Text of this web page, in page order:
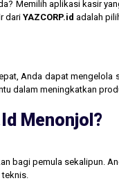
Memilih aplikasi kasir
dari YAZCORP.id adalah
Anda dapat
dalam meningkatkan
Menonjol?
bagi pemula sekalipun.
teknis.